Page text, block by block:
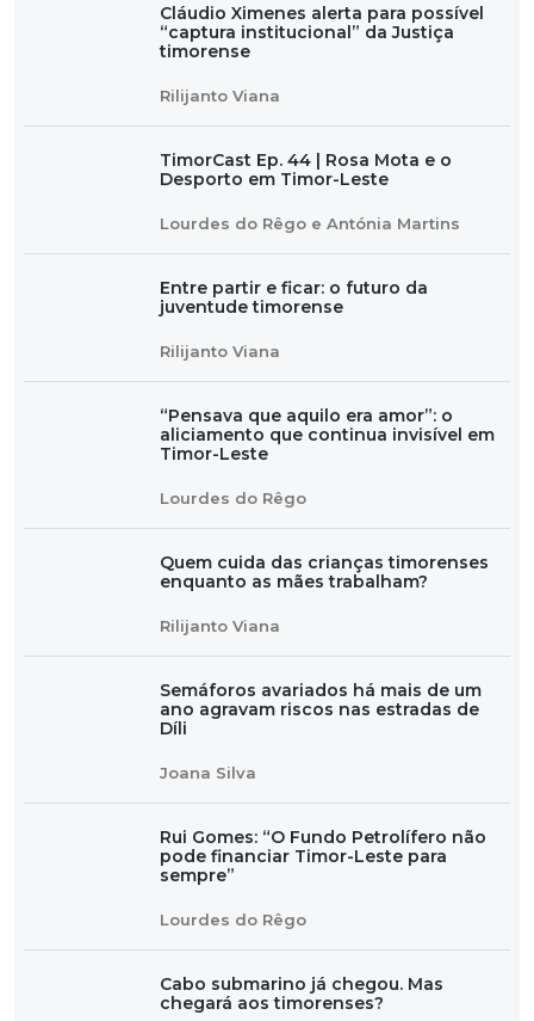
Cláudio Ximenes alerta para possível
“captura institucional” da Justiça
timorense
Rilijanto Viana
TimorCast Ep. 44 | Rosa Mota e o
Desporto em Timor-Leste
Lourdes do Rêgo e Antónia Martins
Entre partir e ficar: o futuro da
juventude timorense
Rilijanto Viana
“Pensava que aquilo era amor”: o
aliciamento que continua invisível em
Timor-Leste
Lourdes do Rêgo
Quem cuida das crianças timorenses
enquanto as mães trabalham?
Rilijanto Viana
Semáforos avariados há mais de um
ano agravam riscos nas estradas de
Díli
Joana Silva
Rui Gomes: “O Fundo Petrolífero não
pode financiar Timor-Leste para
sempre”
Lourdes do Rêgo
Cabo submarino já chegou. Mas
chegará aos timorenses?